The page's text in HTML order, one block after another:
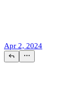
Apr 2, 2024